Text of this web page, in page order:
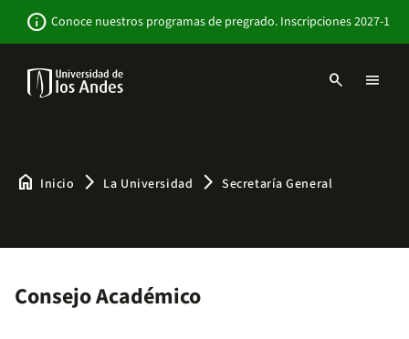
contenido
info Conoce nuestros programas de pregrado. Inscripciones 2027-1
search menu
home Inicio arrow_forward_ios La Universidad arrow_forward_ios Secretaría General
Consejo Académico